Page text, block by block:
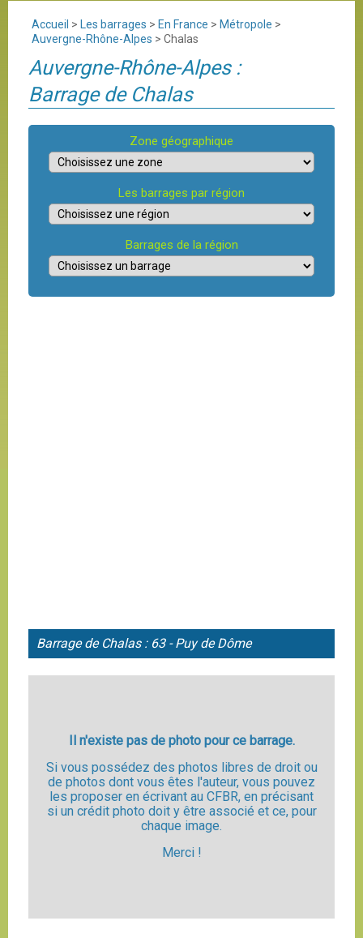
Accueil > Les barrages > En France > Métropole >
Auvergne-Rhône-Alpes > Chalas
Auvergne-Rhône-Alpes :
Barrage de Chalas
Zone géographique
Les barrages par région
Barrages de la région
Barrage de Chalas : 63 - Puy de Dôme
Il n'existe pas de photo pour ce barrage.
Si vous possédez des photos libres de droit ou
de photos dont vous êtes l'auteur, vous pouvez
les proposer en écrivant au CFBR, en précisant
si un crédit photo doit y être associé et ce, pour
chaque image.
Merci !